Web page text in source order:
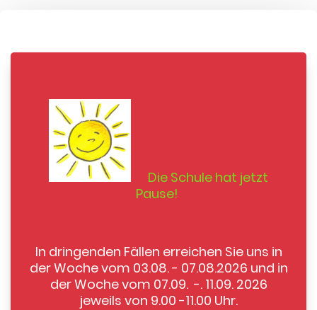
Die Schule hat jetzt
Pause!
In dringenden Fällen erreichen Sie uns in
der Woche vom 03.08. - 07.08.2026 und in
der Woche vom 07.09. -. 11.09. 2026
jeweils von 9.00 -11.00 Uhr.